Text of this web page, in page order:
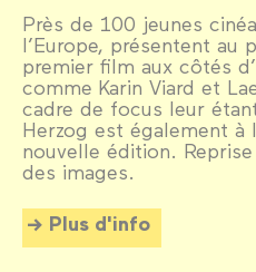
Près de 100 jeunes
l’Europe, présentent au
premier film aux côtés
comme Karin Viard et
cadre de focus leur
Herzog est également à
nouvelle édition.
des images.
Plus d'info